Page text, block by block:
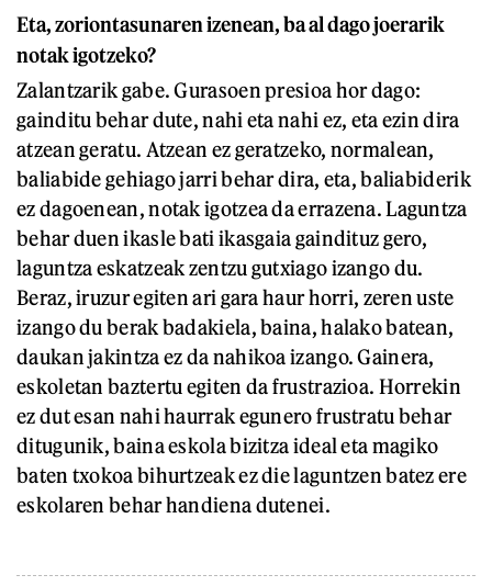
Eta, zoriontasunaren izenean, ba al dago joerarik
notak igotzeko?
Zalantzarik gabe. Gurasoen presioa hor dago:
gainditu behar dute, nahi eta nahi ez, eta ezin dira
atzean geratu. Atzean ez geratzeko, normalean,
baliabide gehiago jarri behar dira, eta, baliabiderik
ez dagoenean, notak igotzea da errazena. Laguntza
behar duen ikasle bati ikasgaia gaindituz gero,
laguntza eskatzeak zentzu gutxiago izango du.
Beraz, iruzur egiten ari gara haur horri, zeren uste
izango du berak badakiela, baina, halako batean,
daukan jakintza ez da nahikoa izango. Gainera,
eskoletan baztertu egiten da frustrazioa. Horrekin
ez dut esan nahi haurrak egunero frustratu behar
ditugunik, baina eskola bizitza ideal eta magiko
baten txokoa bihurtzeak ez die laguntzen batez ere
eskolaren behar handiena dutenei.